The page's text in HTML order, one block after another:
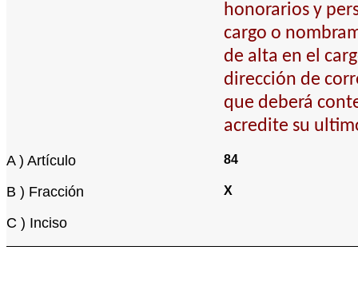
honorarios y
cargo o
de alta en el
dirección de
que deberá
acredite su
A ) Artículo 84
B ) Fracción X
C ) Inciso